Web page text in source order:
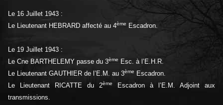
Le 16 Juillet 1943 :
Le Lieutenant HEBRARD affecté au 4ème Escadron.
Le 19 Juillet 1943 :
Le Cne BARTHELEMY passe du 3ème
Esc. à l’E.H.R.
Le Lieutenant GAUTHIER de l’E.M. au 3ème
Escadron.
Le Lieutenant RICATTE du 2ème
Escadron à l’E.M. Adjoint aux
transmissions.